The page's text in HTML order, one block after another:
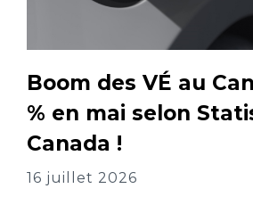
Boom des VÉ au
% en mai selon
Canada !
16 juillet 2026